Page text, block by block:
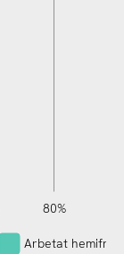
80%
Arbetat hemifrån